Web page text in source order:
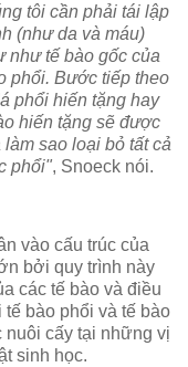
tôi cần phải tái lập
(như da và máu)
như tế bào gốc của
phổi. Bước tiếp theo
phổi hiến tặng hay
hiến tặng sẽ được
sao loại bỏ tất cả
phổi", Snoeck nói.
vào cấu trúc của
bởi quy trình này
các tế bào và điều
tế bào phổi và tế bào
cấy tại những vị
sinh học.